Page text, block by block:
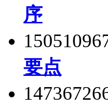
序
要点